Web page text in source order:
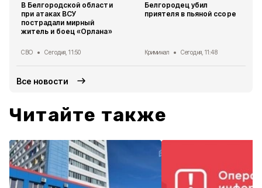
В Белгородской области
при атаках ВСУ
пострадали мирный
житель и боец «Орлана»
СВО Сегодня, 11:50
Белгородец убил
приятеля в пьяной ссоре
Криминал Сегодня, 11:48
Все новости
Читайте также